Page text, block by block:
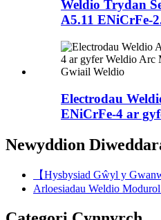
Weldio Trydan
A5.11 ENiCrFe-
Electrodau
ENiCrFe-4 ar
Newyddion
【Hysbysiad Gŵyl y
Arloesiadau Weldio